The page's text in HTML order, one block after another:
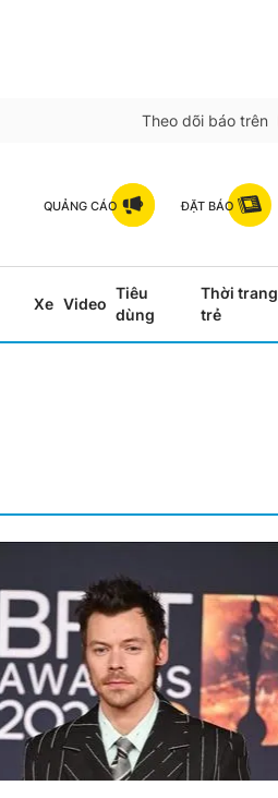
Theo dõi báo trên
QUẢNG CÁO ĐẶT BÁO
Xe Video
Tiêu
dùng
Thời trang
trẻ